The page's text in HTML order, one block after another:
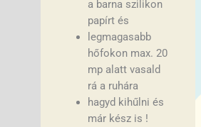
a barna szilikon
papírt és
legmagasabb
hőfokon max. 20
mp alatt vasald
rá a ruhára
hagyd kihűlni és
már kész is !